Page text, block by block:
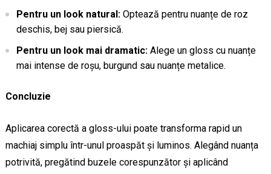
Pentru un look natural:Optează pentru nuanțe de roz
deschis, bej sau piersică.
Pentru un look mai dramatic:Alege un gloss cu nuanțe
mai intense de roșu, burgund sau nuanțe metalice.
Concluzie
Aplicarea corectă a gloss-ului poate transforma rapid un
machiaj simplu într-unul proaspăt și luminos. Alegând nuanța
potrivită, pregătind buzele corespunzător și aplicând